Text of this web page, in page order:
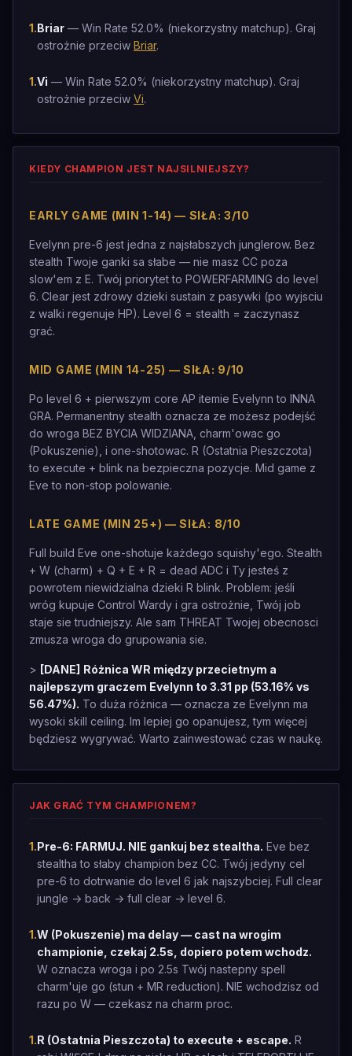
1.Briar — Win Rate 52.0% (niekorzystny matchup). Graj
ostrożnie przeciw Briar.
1.Vi — Win Rate 52.0% (niekorzystny matchup). Graj
ostrożnie przeciw Vi.
KIEDY CHAMPION JEST NAJSILNIEJSZY?
EARLY GAME (MIN 1-14) — SIŁA: 3/10
Evelynn pre-6 jest jedna z najsłabszych junglerow. Bez
stealth Twoje ganki sa słabe — nie masz CC poza
slow'em z E. Twój priorytet to POWERFARMING do level
6. Clear jest zdrowy dzieki sustain z pasywki (po wyjsciu
z walki regenuje HP). Level 6 = stealth = zaczynasz
grać.
MID GAME (MIN 14-25) — SIŁA: 9/10
Po level 6 + pierwszym core AP itemie Evelynn to INNA
GRA. Permanentny stealth oznacza ze możesz podejść
do wroga BEZ BYCIA WIDZIANA, charm'owac go
(Pokuszenie), i one-shotowac. R (Ostatnia Pieszczota)
to execute + blink na bezpieczna pozycje. Mid game z
Eve to non-stop polowanie.
LATE GAME (MIN 25+) — SIŁA: 8/10
Full build Eve one-shotuje każdego squishy'ego. Stealth
+ W (charm) + Q + E + R = dead ADC i Ty jesteś z
powrotem niewidzialna dzieki R blink. Problem: jeśli
wróg kupuje Control Wardy i gra ostrożnie, Twój job
staje sie trudniejszy. Ale sam THREAT Twojej obecnosci
zmusza wroga do grupowania sie.
> [DANE] Różnica WR między przecietnym a
najlepszym graczem Evelynn to 3.31 pp (53.16% vs
56.47%). To duża różnica — oznacza ze Evelynn ma
wysoki skill ceiling. Im lepiej go opanujesz, tym więcej
będziesz wygrywać. Warto zainwestować czas w naukę.
JAK GRAĆ TYM CHAMPIONEM?
1.Pre-6: FARMUJ. NIE gankuj bez stealtha. Eve bez
stealtha to słaby champion bez CC. Twój jedyny cel
pre-6 to dotrwanie do level 6 jak najszybciej. Full clear
jungle -> back -> full clear -> level 6.
1.W (Pokuszenie) ma delay — cast na wrogim
championie, czekaj 2.5s, dopiero potem wchodz.
W oznacza wroga i po 2.5s Twój nastepny spell
charm'uje go (stun + MR reduction). NIE wchodzisz od
razu po W — czekasz na charm proc.
1.R (Ostatnia Pieszczota) to execute + escape. R